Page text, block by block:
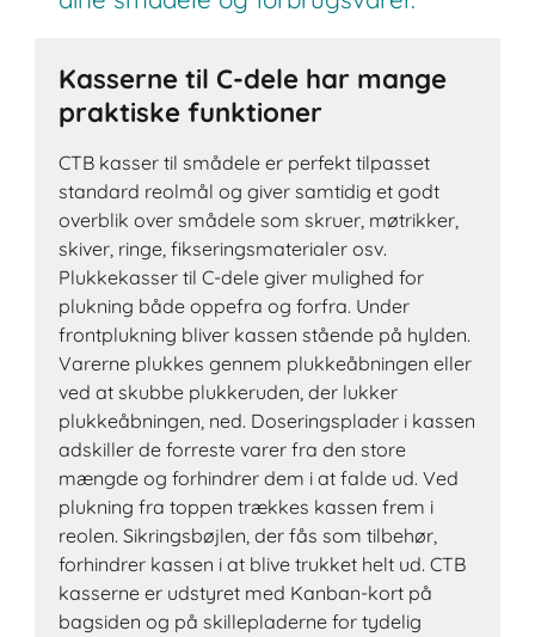
Kasserne til C-dele har mange
praktiske funktioner
CTB kasser til smådele er perfekt tilpasset
standard reolmål og giver samtidig et godt
overblik over smådele som skruer, møtrikker,
skiver, ringe, fikseringsmaterialer osv.
Plukkekasser til C-dele giver mulighed for
plukning både oppefra og forfra. Under
frontplukning bliver kassen stående på hylden.
Varerne plukkes gennem plukkeåbningen eller
ved at skubbe plukkeruden, der lukker
plukkeåbningen, ned. Doseringsplader i kassen
adskiller de forreste varer fra den store
mængde og forhindrer dem i at falde ud. Ved
plukning fra toppen trækkes kassen frem i
reolen. Sikringsbøjlen, der fås som tilbehør,
forhindrer kassen i at blive trukket helt ud. CTB
kasserne er udstyret med Kanban-kort på
bagsiden og på skillepladerne for tydelig